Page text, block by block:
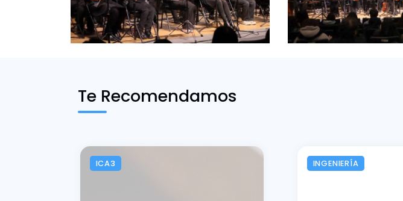
Te Recomendamos
ICA3 INGENIERÍA